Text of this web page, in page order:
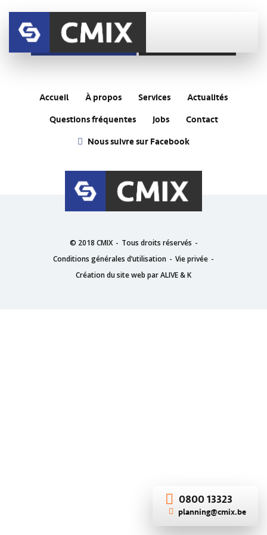
Partager sur Facebook
Accueil À propos Services
Actualités
Questions fréquentes
Jobs
Contact
Nous suivre sur Facebook
© 2018 CMIX
Tous droits réservés
Conditions générales d’utilisation
Vie privée
Création du site web par ALIVE & K
0800 13323
planning@cmix.be